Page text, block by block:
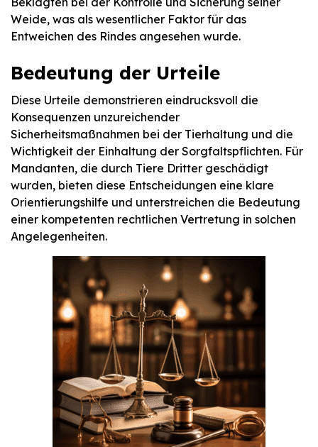
Weide, was als wesentlicher Faktor für das
Entweichen des Rindes angesehen wurde.
Bedeutung der Urteile
Diese Urteile demonstrieren eindrucksvoll die
Konsequenzen unzureichender
Sicherheitsmaßnahmen bei der Tierhaltung und die
Wichtigkeit der Einhaltung der Sorgfaltspflichten. Für
Mandanten, die durch Tiere Dritter geschädigt
wurden, bieten diese Entscheidungen eine klare
Orientierungshilfe und unterstreichen die Bedeutung
einer kompetenten rechtlichen Vertretung in solchen
Angelegenheiten.